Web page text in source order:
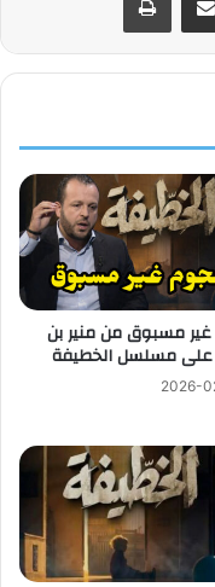
مسبوق من منير بن
على مسلسل الخطيفة
2026-